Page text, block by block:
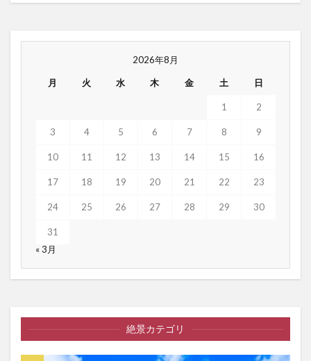
2026年8月
月 火 水 木 金 土 日
1 2
3 4 5 6 7 8 9
10 11 12 13 14 15 16
17 18 19 20 21 22 23
24 25 26 27 28 29 30
31
« 3月
絶景カテゴリ